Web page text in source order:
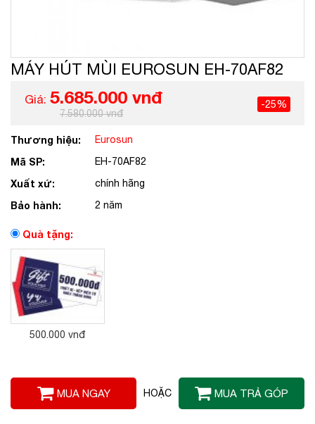
MÁY HÚT MÙI EUROSUN EH-70AF82
Giá: 5.685.000 vnđ
7.580.000 vnđ
-25%
Thương hiệu: Eurosun
Mã SP: EH-70AF82
Xuất xứ: chính hãng
Bảo hành: 2 năm
Quà tặng:
500.000 vnđ
MUA NGAY HOẶC MUA TRẢ GÓP